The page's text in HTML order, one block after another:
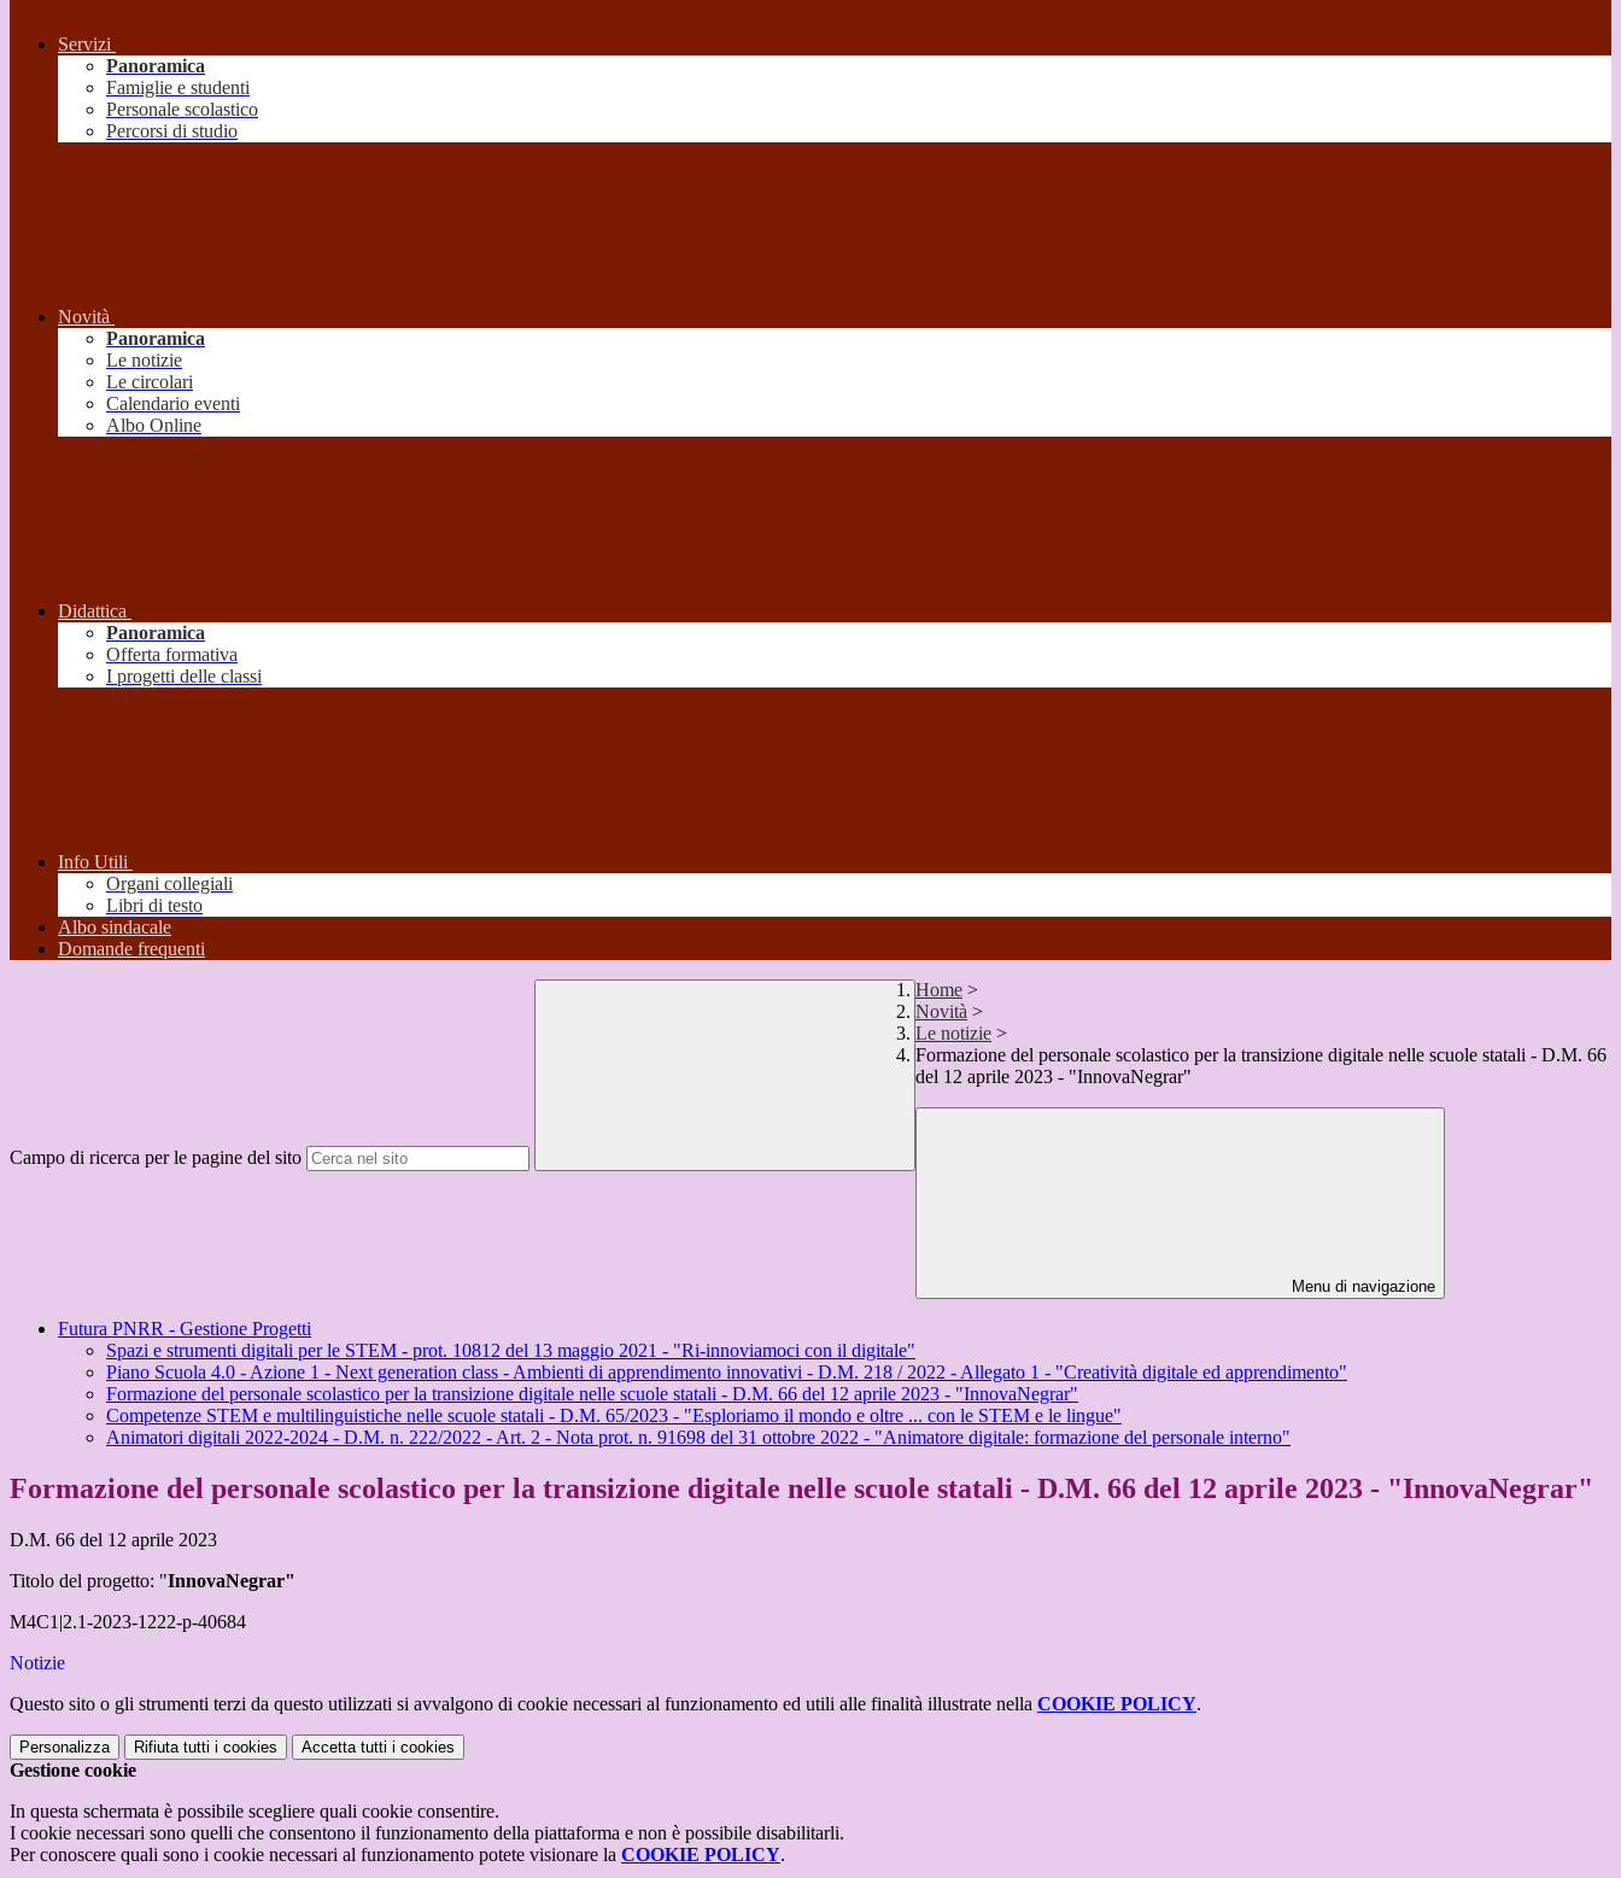
Servizi
Panoramica
Famiglie e studenti
Personale scolastico
Percorsi di studio
Novità
Panoramica
Le notizie
Le circolari
Calendario eventi
Albo Online
Didattica
Panoramica
Offerta formativa
I progetti delle classi
Info Utili
Organi collegiali
Libri di testo
Albo sindacale
Domande frequenti
Campo di ricerca per le pagine del sito
Home >
Novità >
Le notizie >
Formazione del personale scolastico per la transizione digitale nelle scuole statali - D.M. 66
del 12 aprile 2023 - "InnovaNegrar"
Menu di navigazione
Futura PNRR - Gestione Progetti
Spazi e strumenti digitali per le STEM - prot. 10812 del 13 maggio 2021 - "Ri-innoviamoci con il digitale"
Piano Scuola 4.0 - Azione 1 - Next generation class - Ambienti di apprendimento innovativi - D.M. 218 / 2022 - Allegato 1 - "Creatività digitale ed apprendimento"
Formazione del personale scolastico per la transizione digitale nelle scuole statali - D.M. 66 del 12 aprile 2023 - "InnovaNegrar"
Competenze STEM e multilinguistiche nelle scuole statali - D.M. 65/2023 - "Esploriamo il mondo e oltre ... con le STEM e le lingue"
Animatori digitali 2022-2024 - D.M. n. 222/2022 - Art. 2 - Nota prot. n. 91698 del 31 ottobre 2022 - "Animatore digitale: formazione del personale interno"
Formazione del personale scolastico per la transizione digitale nelle scuole statali - D.M. 66 del 12 aprile 2023 - "InnovaNegrar"
D.M. 66 del 12 aprile 2023
Titolo del progetto: "InnovaNegrar"
M4C1|2.1-2023-1222-p-40684
Notizie
Questo sito o gli strumenti terzi da questo utilizzati si avvalgono di cookie necessari al funzionamento ed utili alle finalità illustrate nella COOKIE POLICY.
Personalizza Rifiuta tutti i cookies Accetta tutti i cookies
Gestione cookie
In questa schermata è possibile scegliere quali cookie consentire.
I cookie necessari sono quelli che consentono il funzionamento della piattaforma e non è possibile disabilitarli.
Per conoscere quali sono i cookie necessari al funzionamento potete visionare la COOKIE POLICY.